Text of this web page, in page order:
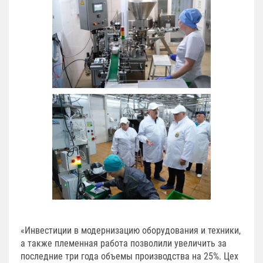
«Инвестиции в модернизацию оборудования и техники,
а также племенная работа позволили увеличить за
последние три года объемы производства на 25%. Цех